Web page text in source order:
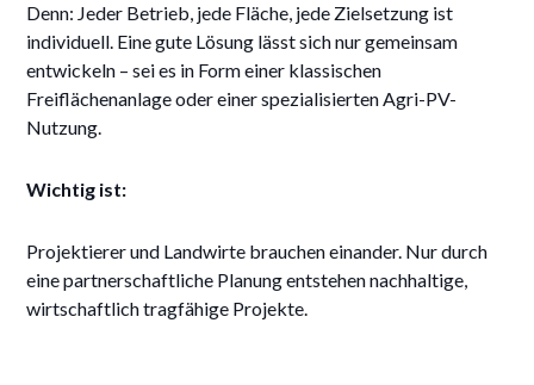
Denn: Jeder Betrieb, jede Fläche, jede Zielsetzung ist
individuell. Eine gute Lösung lässt sich nur gemeinsam
entwickeln – sei es in Form einer klassischen
Freiflächenanlage oder einer spezialisierten Agri-PV-
Nutzung.
Wichtig ist:
Projektierer und Landwirte brauchen einander. Nur durch
eine partnerschaftliche Planung entstehen nachhaltige,
wirtschaftlich tragfähige Projekte.